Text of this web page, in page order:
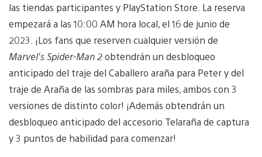
las tiendas participantes y PlayStation Store. La reserva
empezará a las 10:00 AM hora local, el 16 de junio de
2023. ¡Los fans que reserven cualquier versión de
Marvel’s Spider-Man 2obtendrán un desbloqueo
anticipado del traje del Caballero araña para Peter y del
traje de Araña de las sombras para miles, ambos con 3
versiones de distinto color! ¡Además obtendrán un
desbloqueo anticipado del accesorio Telaraña de captura
y 3 puntos de habilidad para comenzar!